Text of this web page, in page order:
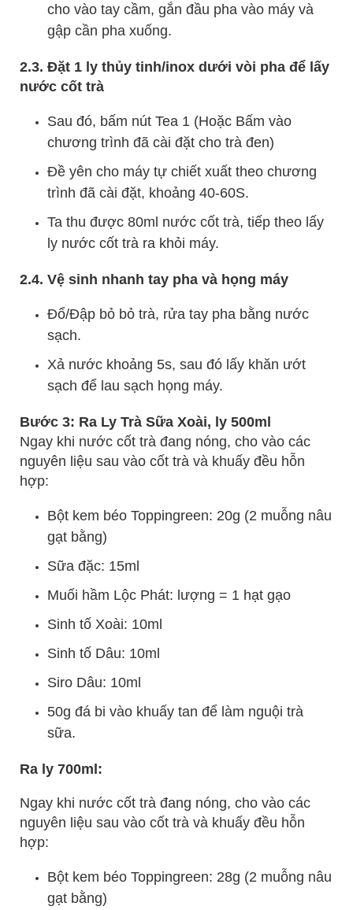
cho vào tay cầm, gắn đầu pha vào máy và
gập cần pha xuống.
2.3. Đặt 1 ly thủy tinh/inox dưới vòi pha để lấy
nước cốt trà
Sau đó, bấm nút Tea 1 (Hoặc Bấm vào
chương trình đã cài đặt cho trà đen)
Đề yên cho máy tự chiết xuất theo chương
trình đã cài đặt, khoảng 40-60S.
Ta thu được 80ml nước cốt trà, tiếp theo lấy
ly nước cốt trà ra khỏi máy.
2.4. Vệ sinh nhanh tay pha và họng máy
Đổ/Đập bỏ bỏ trà, rửa tay pha bằng nước
sạch.
Xả nước khoảng 5s, sau đó lấy khăn ướt
sạch để lau sạch họng máy.
Bước 3: Ra Ly Trà Sữa Xoài, ly 500ml
Ngay khi nước cốt trà đang nóng, cho vào các
nguyên liệu sau vào cốt trà và khuấy đều hỗn
hợp:
Bột kem béo Toppingreen: 20g (2 muỗng nâu
gạt bằng)
Sữa đặc: 15ml
Muối hầm Lộc Phát: lượng = 1 hạt gạo
Sinh tố Xoài: 10ml
Sinh tố Dâu: 10ml
Siro Dâu: 10ml
50g đá bi vào khuấy tan để làm nguội trà
sữa.
Ra ly 700ml:
Ngay khi nước cốt trà đang nóng, cho vào các
nguyên liệu sau vào cốt trà và khuấy đều hỗn
hợp:
Bột kem béo Toppingreen: 28g (2 muỗng nâu
gạt bằng)